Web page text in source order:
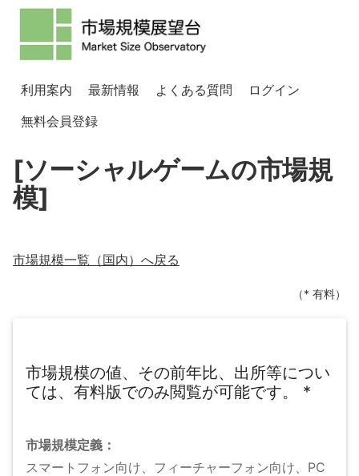
利用案内 最新情報 よくある質問
ログイン
無料会員登録
[ソーシャルゲームの市場規
模]
市場規模一覧（国内）へ戻る
（* 有料）
市場規模の値、その前年比、出所等につい
ては、有料版でのみ閲覧が可能です。
*
市場規模定義：
スマートフォン向け、フィーチャーフォン向け、PC